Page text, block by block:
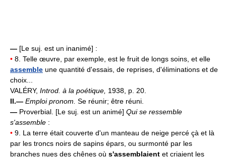
— [Le suj. est un inanimé] :
• 8. Telle œuvre, par exemple, est le fruit de longs soins, et elle
assemble une quantité d'essais, de reprises, d'éliminations et de
choix...
VALÉRY, Introd. à la poétique, 1938, p. 20.
II.— Emploi pronom. Se réunir; être réuni.
— Proverbial. [Le suj. est un animé] Qui se ressemble
s'assemble :
• 9. La terre était couverte d'un manteau de neige percé çà et là
par les troncs noirs de sapins épars, ou surmonté par les
branches nues des chênes où s'assemblaient et criaient les